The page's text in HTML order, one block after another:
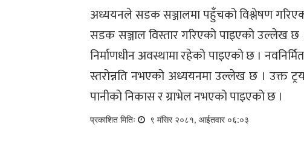
अध्ययनले सडक सञ्जालमा पहुँचको विश्लेषण
सडक सञ्जाल विस्तार गरिएको पाइएको उल्लेख छ ।
निर्माणधीन अवस्थामा रहेको पाइएको छ ।
स्तरोन्नति नभएको अध्ययनमा उल्लेख छ । उक्त
पानीको निकास र ग्राभेल नभएको पाइएको छ ।
प्रकाशित मितिः ९ मंसिर २०८१, आईतवार ०६:०३